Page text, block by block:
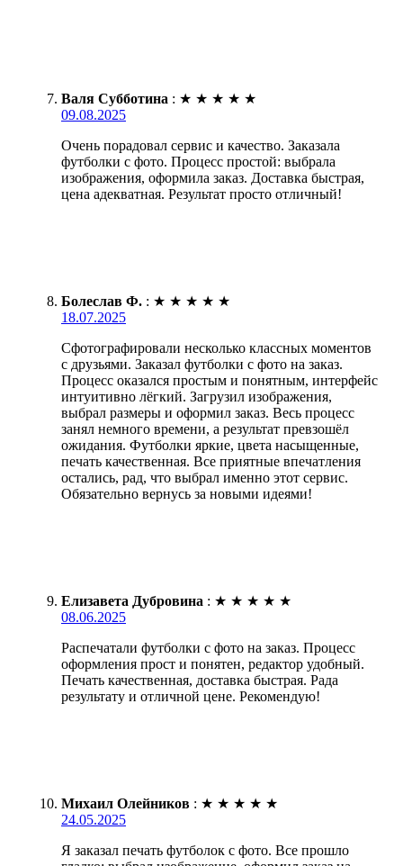
Валя Субботина : ★ ★ ★ ★ ★
09.08.2025
Очень порадовал сервис и качество. Заказала
футболки с фото. Процесс простой: выбрала
изображения, оформила заказ. Доставка быстрая,
цена адекватная. Результат просто отличный!
Болеслав Ф. : ★ ★ ★ ★ ★
18.07.2025
Сфотографировали несколько классных моментов
с друзьями. Заказал футболки с фото на заказ.
Процесс оказался простым и понятным, интерфейс
интуитивно лёгкий. Загрузил изображения,
выбрал размеры и оформил заказ. Весь процесс
занял немного времени, а результат превзошёл
ожидания. Футболки яркие, цвета насыщенные,
печать качественная. Все приятные впечатления
остались, рад, что выбрал именно этот сервис.
Обязательно вернусь за новыми идеями!
Елизавета Дубровина : ★ ★ ★ ★ ★
08.06.2025
Распечатали футболки с фото на заказ. Процесс
оформления прост и понятен, редактор удобный.
Печать качественная, доставка быстрая. Рада
результату и отличной цене. Рекомендую!
Михаил Олейников : ★ ★ ★ ★ ★
24.05.2025
Я заказал печать футболок с фото. Все прошло